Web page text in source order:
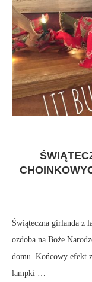
Świąteczna girlanda z
ozdoba na Boże
domu. Końcowy efekt
lampki …